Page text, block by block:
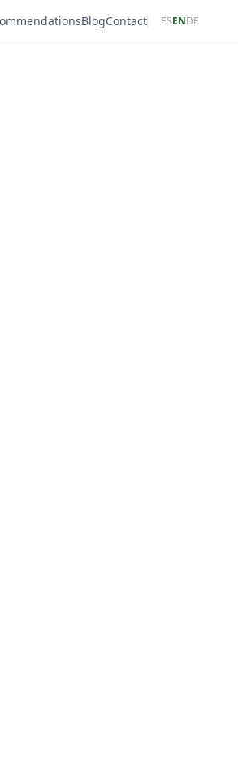
BlogContact ESENDE